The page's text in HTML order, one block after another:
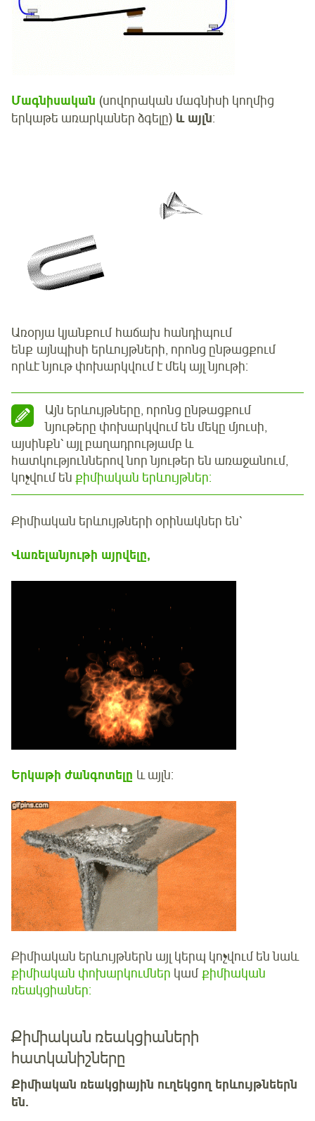
Մագնիսական (սովորական մագնիսի կողմից
երկաթե առարկաներ ձգելը) և այլն:
Առօրյա կյանքում հաճախ հանդիպում
ենք այնպիսի երևույթների, որոնց ընթացքում
որևէ նյութ փոխարկվում է մեկ այլ նյութի:
Այն երևույթները, որոնց ընթացքում
նյութերը փոխարկվում են մեկը մյուսի,
այսինքն՝ այլ բաղադրությամբ և
հատկություններով նոր նյութեր են առաջանում,
կոչվում են քիմիական երևույթներ:
Քիմիական երևույթների օրինակներ են՝
Վառելանյութի այրվելը,
Երկաթի ժանգոտելը և այլն:
Քիմիական երևույթներն այլ կերպ կոչվում են նաև
քիմիական փոխարկումներ կամքիմիական
ռեակցիաներ:
Քիմիական ռեակցիաների
հատկանիշները
Քիմիական ռեակցիային ուղեկցող երևույթնեերն
են.